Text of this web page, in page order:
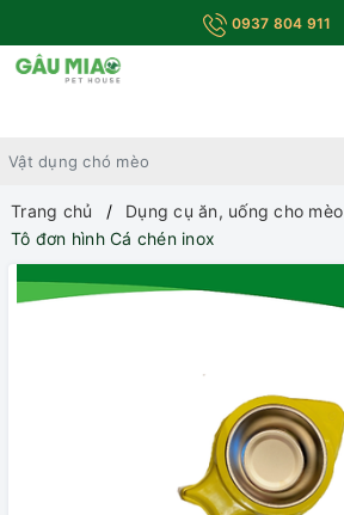
0937 804 911
Trang chủ
Dụng cụ ăn, uống cho mèo
Tô đơn hình Cá chén inox